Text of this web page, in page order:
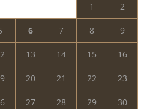
1 2
6 7 8 9
13 14 15 16
20 21 22 23
27 28 29 30